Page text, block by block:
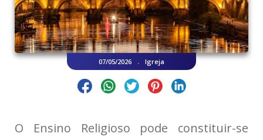
07/05/2026 . Igreja
O Ensino Religioso pode constituir-se